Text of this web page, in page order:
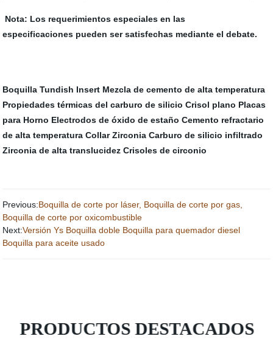
Nota: Los requerimientos especiales en las
especificaciones pueden ser satisfechas mediante el debate.
Boquilla Tundish Insert Mezcla de cemento de alta temperatura
Propiedades térmicas del carburo de silicio Crisol plano Placas
para Horno Electrodos de óxido de estaño Cemento refractario
de alta temperatura Collar Zirconia Carburo de silicio infiltrado
Zirconia de alta translucidez Crisoles de circonio
Previous:Boquilla de corte por láser, Boquilla de corte por gas,
Boquilla de corte por oxicombustible
Next:Versión Ys Boquilla doble Boquilla para quemador diesel
Boquilla para aceite usado
PRODUCTOS DESTACADOS